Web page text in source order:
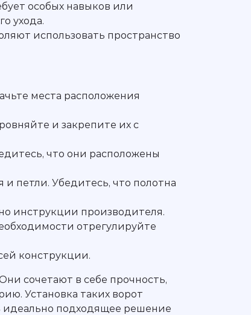
особых навыков или
ухода.
использовать пространство
места расположения
и закрепите их с
что они расположены
петли. Убедитесь, что полотна
инструкции производителя.
отрегулируйте
конструкции.
сочетают в себе прочность,
Установка таких ворот
идеально подходящее решение